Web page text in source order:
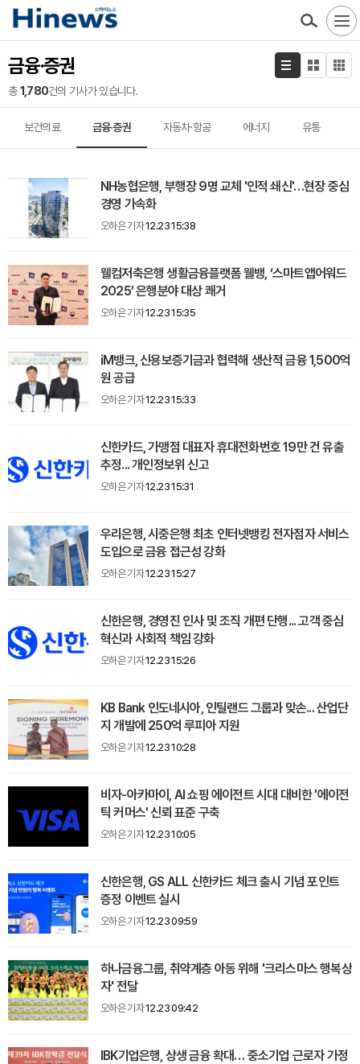
금융·증권
총1,780건의 기사가 있습니다.
보건의료 금융·증권 자동차·항공 에너지 유통
NH농협은행, 부행장 9명 교체 '인적 쇄신'…현장 중심
경영 가속화
오하은 기자12.23 15:38
웰컴저축은행 생활금융플랫폼 웰뱅, ‘스마트앱어워드
2025’ 은행분야 대상 쾌거
오하은 기자12.23 15:35
iM뱅크, 신용보증기금과 협력해 생산적 금융 1,500억
원 공급
오하은 기자12.23 15:33
신한카드, 가맹점 대표자 휴대전화번호 19만 건 유출
추정... 개인정보위 신고
오하은 기자12.23 15:31
우리은행, 시중은행 최초 인터넷뱅킹 전자점자 서비스
도입으로 금융 접근성 강화
오하은 기자12.23 15:27
신한은행, 경영진 인사 및 조직 개편 단행... 고객 중심
혁신과 사회적 책임 강화
오하은 기자12.23 15:26
KB Bank 인도네시아, 인틸랜드 그룹과 맞손... 산업단
지 개발에 250억 루피아 지원
오하은 기자12.23 10:28
비자-아카마이, AI 쇼핑 에이전트 시대 대비한 '에이전
틱 커머스' 신뢰 표준 구축
오하은 기자12.23 10:05
신한은행, GS ALL 신한카드 체크 출시 기념 포인트
증정 이벤트 실시
오하은 기자12.23 09:59
하나금융그룹, 취약계층 아동 위해 '크리스마스 행복상
자' 전달
오하은 기자12.23 09:42
IBK기업은행, 상생 금융 확대… 중소기업 근로자 가정